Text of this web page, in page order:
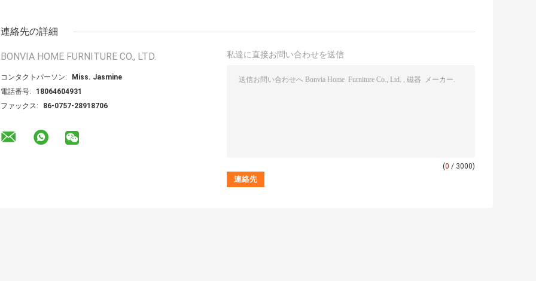
連絡先の詳細
BONVIA HOME FURNITURE CO., LTD.
コンタクトパーソン:
Miss. Jasmine
電話番号:
18064604931
ファックス:
86-0757-28918706
私達に直接お問い合わせを送信
(0 / 3000)